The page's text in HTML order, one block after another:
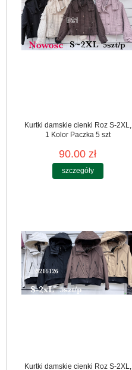
Kurtki damskie cienki Roz S-2XL,
1 Kolor Paczka 5 szt
90.00 zł
szczegóły
Kurtki damskie cienki Roz S-2XL,